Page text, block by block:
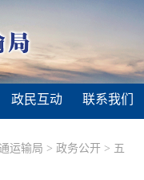
政民互动 联系我们
运输局 >政务公开 > 五